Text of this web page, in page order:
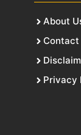
About
Contact
Privacy